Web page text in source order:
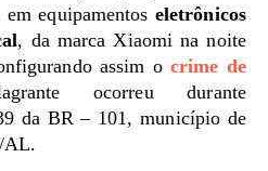
equipamentos eletrônicos
, da marca Xiaomi na noite
assim ocrime de
ocorreu durante
da BR – 101, município de
AL.